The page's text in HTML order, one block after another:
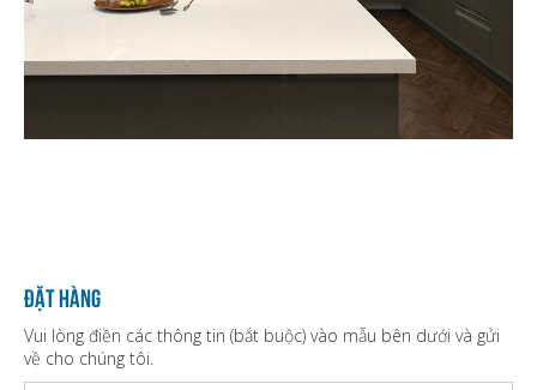
Đặt hàng
Vui lòng điền các thông tin (bắt buộc) vào mẫu bên dưới và gửi
về cho chúng tôi.